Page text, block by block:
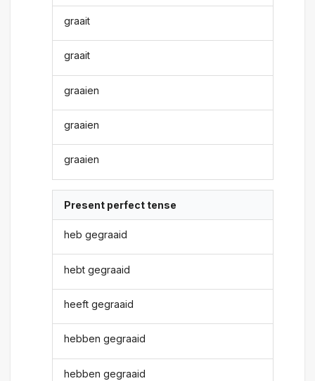
graait
graait
graaien
graaien
graaien
Present perfect tense
heb gegraaid
hebt gegraaid
heeft gegraaid
hebben gegraaid
hebben gegraaid